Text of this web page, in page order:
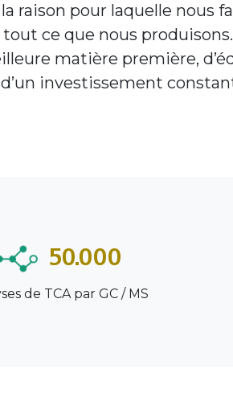
raison pour laquelle nous
ce que nous
matière première,
investissement
50.000
de TCA par GC / MS